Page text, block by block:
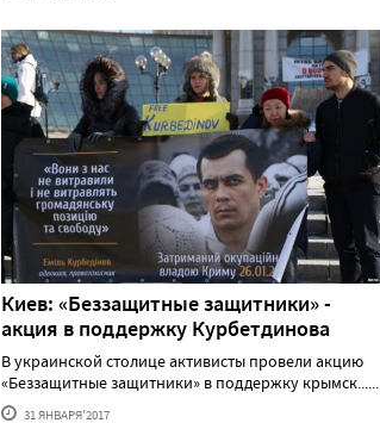
Киев: «Беззащитные защитники» -
акция в поддержку Курбетдинова
В украинской столице активисты провели акцию
«Беззащитные защитники» в поддержку крымск......
31 ЯНВАРЯ'2017